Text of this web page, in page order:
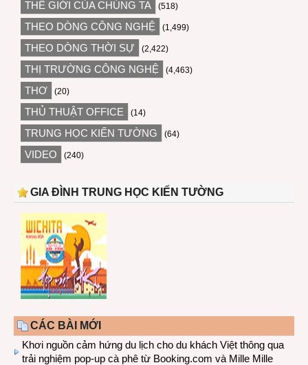
THẾ GIỚI CỦA CHÚNG TA (518)
THEO DÒNG CÔNG NGHỆ (1,499)
THEO DÒNG THỜI SỰ (2,422)
THỊ TRƯỜNG CÔNG NGHỆ (4,463)
THƠ (20)
THỦ THUẬT OFFICE (14)
TRUNG HỌC KIẾN TƯỜNG (64)
VIDEO (240)
GIA ĐÌNH TRUNG HỌC KIẾN TƯỜNG
CÁC BÀI MỚI
Khơi nguồn cảm hứng du lịch cho du khách Việt thông qua
trải nghiệm pop-up cà phê từ Booking.com và Mille Mille